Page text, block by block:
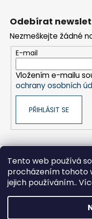
Tento web používá
procházením tohoto
jejich používáním..
Odebírat
Nezmeškejte žádné
E-mail
Vložením e-mailu
ochrany osobních
PŘIHLÁSIT SE
Sony pro Firmy
Zpracování